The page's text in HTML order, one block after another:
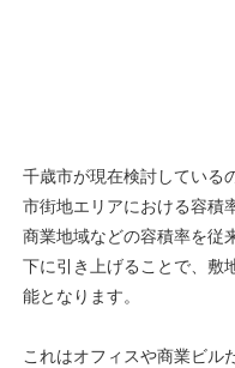
千歳市が現在検討している
市街地エリアにおける容積
商業地域などの容積率を従
下に引き上げることで、敷
能となります。
これはオフィスや商業ビル